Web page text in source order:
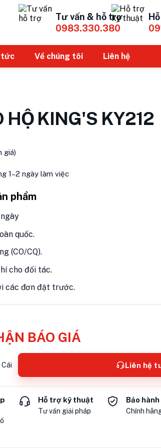
Tư vấn & hỗ trợ
0983.330.380
tức Về chúng tôi Liên hệ
HỘ KING'S KY212
giá)
1–2 ngày làm việc
phẩm
quốc.
(CO/CQ).
cho đối tác.
các đơn đặt trước.
BÁO GIÁ
Cái Liên hệ
Hỗ trợ kỹ thuật
Tư vấn giải pháp
Bảo hành
Chính